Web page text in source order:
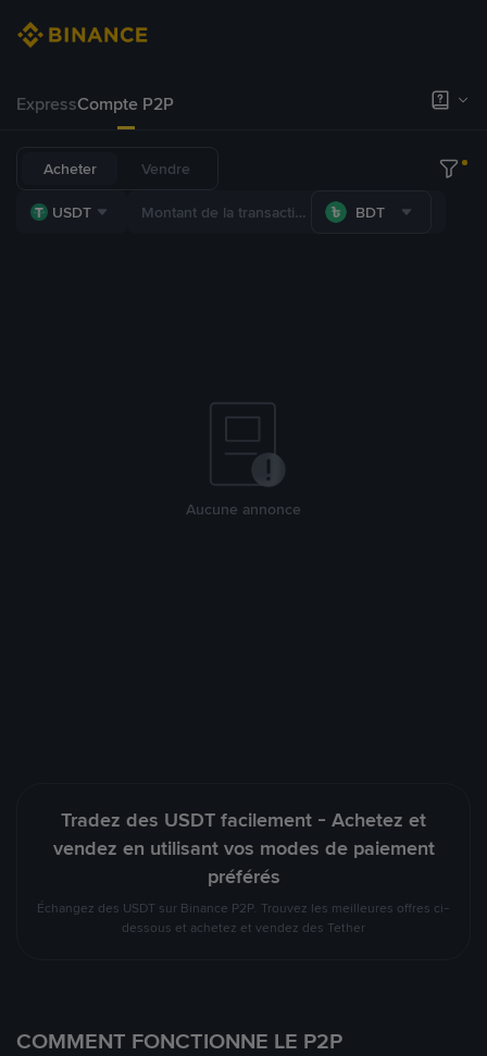
ExpressCompte P2P
Acheter Vendre
USDT BDT
Aucune annonce
Tradez des USDT facilement - Achetez et
vendez en utilisant vos modes de paiement
préférés
Échangez des USDT sur Binance P2P. Trouvez les meilleures offres ci-
dessous et achetez et vendez des Tether
COMMENT FONCTIONNE LE P2P